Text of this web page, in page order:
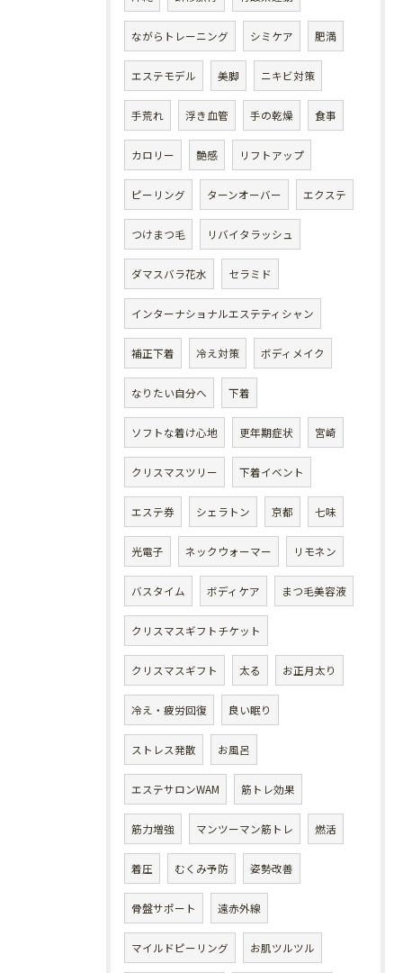
ながらトレーニング シミケア 肥満
エステモデル 美脚 ニキビ対策
手荒れ 浮き血管 手の乾燥 食事
カロリー 艶感 リフトアップ
ピーリング ターンオーバー エクステ
つけまつ毛 リバイタラッシュ
ダマスバラ花水 セラミド
インターナショナルエステティシャン
補正下着 冷え対策 ボディメイク
なりたい自分へ 下着
ソフトな着け心地 更年期症状 宮崎
クリスマスツリー 下着イベント
エステ券 シェラトン 京都 七味
光電子 ネックウォーマー リモネン
バスタイム ボディケア まつ毛美容液
クリスマスギフトチケット
クリスマスギフト 太る お正月太り
冷え・疲労回復 良い眠り
ストレス発散 お風呂
エステサロンWAM 筋トレ効果
筋力増強 マンツーマン筋トレ 燃活
着圧 むくみ予防 姿勢改善
骨盤サポート 遠赤外線
マイルドピーリング お肌ツルツル